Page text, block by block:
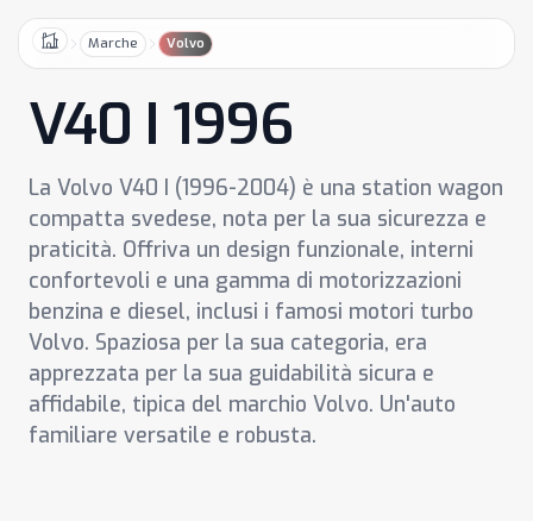
HomeMarche Volvo
V40 I 1996
La Volvo V40 I (1996-2004) è una station wagon
compatta svedese, nota per la sua sicurezza e
praticità. Offriva un design funzionale, interni
confortevoli e una gamma di motorizzazioni
benzina e diesel, inclusi i famosi motori turbo
Volvo. Spaziosa per la sua categoria, era
apprezzata per la sua guidabilità sicura e
affidabile, tipica del marchio Volvo. Un'auto
familiare versatile e robusta.